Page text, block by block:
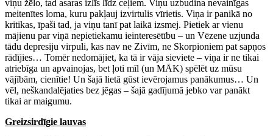
viņu žēlo, tad asaras izlīs līdz ceļiem. Viņu uzbudina nevainīgas
meitenītes loma, kuru pakļauj izvirtulis vīrietis. Viņa ir panikā no
kritikas, īpaši tad, ja viņu tanī pat laikā izsmej. Pietiek ar vienu
mājienu par viņā nepietiekamu ieinteresētību – un Vēzene uzjunda
tādu depresiju virpuli, kas nav ne Zivīm, ne Skorpioniem pat sapņos
rādījies… Tomēr nedomājiet, ka tā ir vāja sieviete – viņa ir ne tikai
atriebīga un apvainojas, bet ļoti mīl (un MĀK) spēlēt uz mūsu
vājībām, cienītie! Un šajā lietā gūst ievērojamus panākumus… Un
vēl, neškandalējaties bez jēgas – šajā gadījumā jebko var panākt
tikai ar maigumu.
Greizsirdīgie lauvas